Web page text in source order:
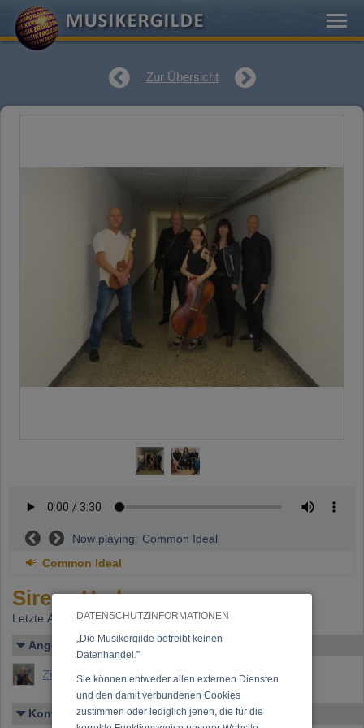
DATENSCHUTZINFORMATIONEN
„Die Musikergilde betreibt keinen
Datenhandel.”
Sie können entweder allen externen Diensten
und den damit verbundenen Cookies
zustimmen oder lediglich jenen, die für die
Zur Übersicht
Now playing: Common Ideal
Common Ideal
Sirens Harbor
Letzte Änderung: 10.08.2023
Angelegt von
Zissler, Wolfgang R.
Kontakt